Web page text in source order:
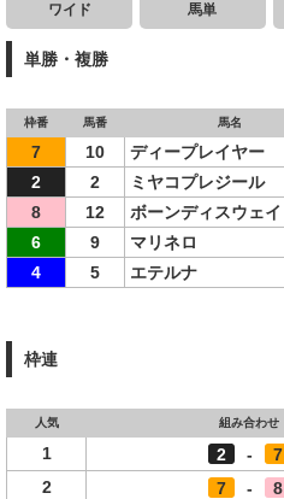
ワイド 馬単
単勝・複勝
枠番 馬番 馬名
7 10 ディープレイヤー
2
2 ミヤコプレジール
8
12 ボーンディスウェイ
6
9 マリネロ
4
5 エテルナ
枠連
人気 組み合わせ
1 2 - 7
2
7 - 8